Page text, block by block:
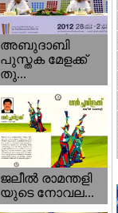
അബുദാബി
പുസ്തക മേളക്ക്
തു...
ജലീല്‍ രാമന്തളി
യുടെ നോവല...